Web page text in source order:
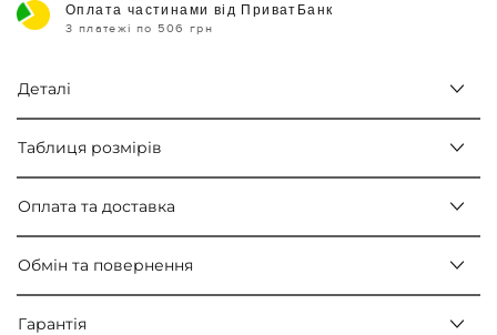
Оплата частинами від ПриватБанк
3 платежі по 506 грн
Деталі
Таблиця розмірів
Оплата та доставка
Обмін та повернення
Гарантія